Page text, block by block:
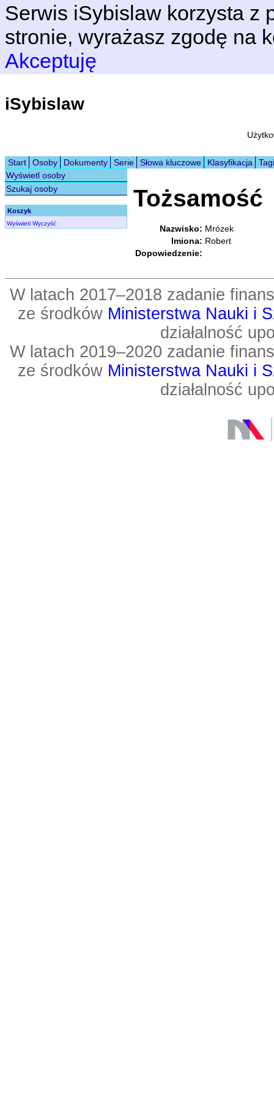
Serwis iSybislaw korzysta z
stronie, wyrażasz zgodę na
Akceptuję
iSybislaw
Start Osoby Dokumenty Serie Słowa kluczowe Klasyfikacja
Tagi
Wyświetl osoby
Szukaj osoby
Koszyk
Wyświetl Wyczyść
Tożsamość
Nazwisko: Mrózek
Imiona: Robert
Dopowiedzenie:
W latach 2017–2018 zadanie
ze środków Ministerstwa Nauki i
działalność
W latach 2019–2020 zadanie
ze środków Ministerstwa Nauki i
działalność